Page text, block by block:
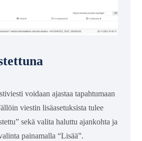
voidaan ajastaa tapahtumaan
viestin lisäasetuksista tulee
sekä valita haluttu ajankohta ja
painamalla “Lisää”.